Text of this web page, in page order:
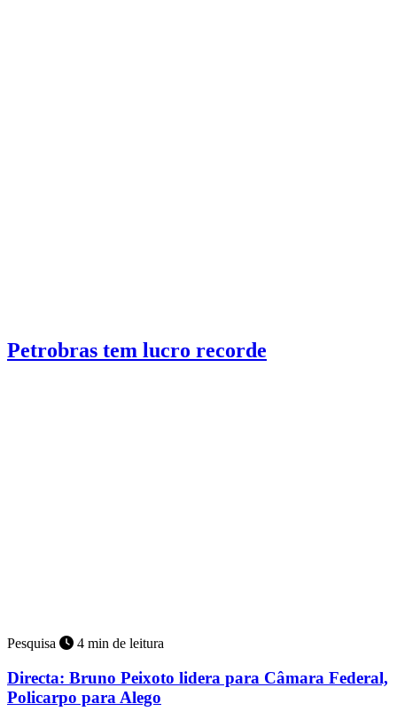
Petrobras tem lucro recorde
Pesquisa 4 min de leitura
Directa: Bruno Peixoto lidera para Câmara Federal,
Policarpo para Alego